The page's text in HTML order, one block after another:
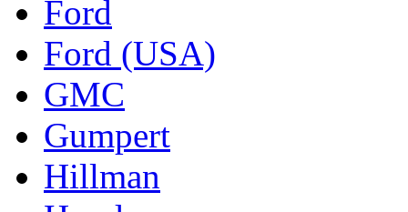
Ford
Ford (USA)
GMC
Gumpert
Hillman